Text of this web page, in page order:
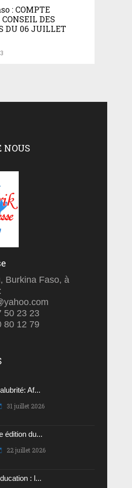
: COMPTE
DES
DU 06 JUILLET
NOUS
Burkina Faso, à
50 23 23
80 12 79
Af...
31 juillet 2026
édition du...
22 juillet 2026
: l...